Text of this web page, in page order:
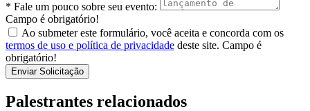
* Fale um pouco sobre seu evento:
Campo é obrigatório!
Ao submeter este formulário, você aceita e concorda com os
termos de uso e política de privacidade deste site. Campo é
obrigatório!
Enviar Solicitação
Palestrantes relacionados